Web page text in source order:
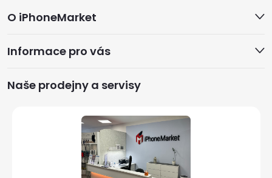
á
p
a
O iPhoneMarket
Informace pro vás
Naše prodejny a servisy